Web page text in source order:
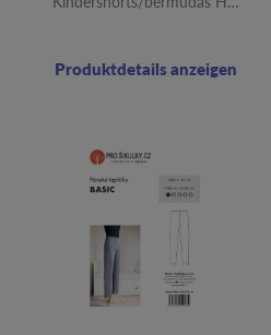
Produktdetails anzeigen